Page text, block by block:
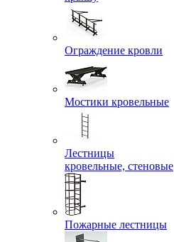
Ограждение кровли
Мостики кровельные
Лестницы
кровельные, стеновые
Пожарные лестницы